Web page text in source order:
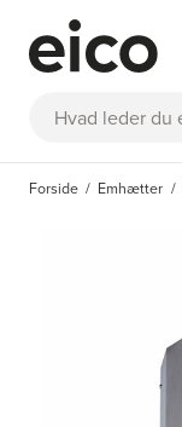
Søg
Forside Emhætter